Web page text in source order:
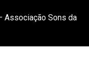
Associação Sons da